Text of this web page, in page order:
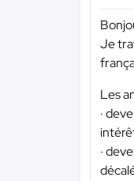
Je
Les
·
·